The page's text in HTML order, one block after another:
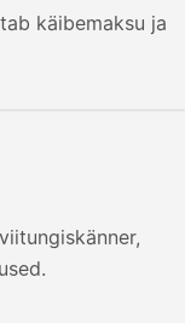
käibemaksu ja
arve